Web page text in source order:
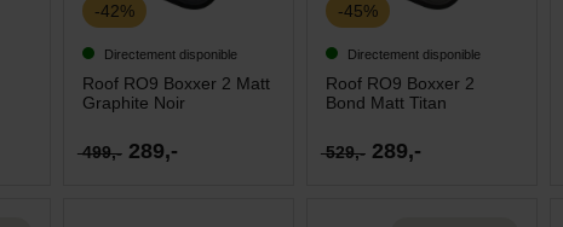
-42%
Directement disponible
Roof RO9 Boxxer 2 Matt
Graphite Noir
499,-289,-
-45%
Directement disponible
Roof RO9 Boxxer 2
Bond Matt Titan
529,-289,-